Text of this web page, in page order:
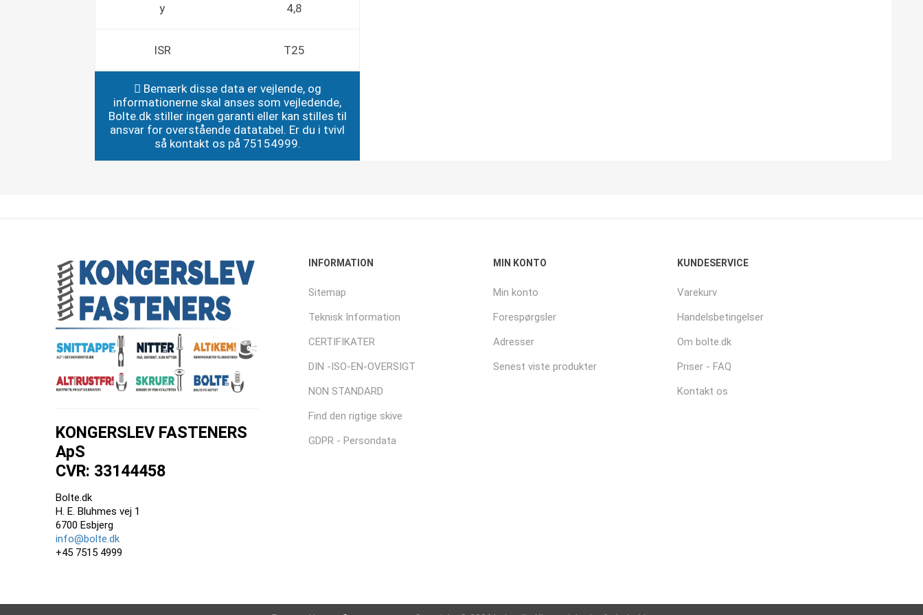
y 4,8
ISR T25
Bemærk disse data er vejlende, og
informationerne skal anses som vejledende,
Bolte.dk stiller ingen garanti eller kan stilles til
ansvar for overstående datatabel. Er du i tvivl
så kontakt os på 75154999.
KONGERSLEV FASTENERS
ApS
CVR: 33144458
Bolte.dk
H. E. Bluhmes vej 1
6700 Esbjerg
info@bolte.dk
+45 7515 4999
INFORMATION
Sitemap
Teknisk Information
CERTIFIKATER
DIN -ISO-EN-OVERSIGT
NON STANDARD
Find den rigtige skive
GDPR - Persondata
MIN KONTO
Min konto
Forespørgsler
Adresser
Senest viste produkter
KUNDESERVICE
Varekurv
Handelsbetingelser
Om bolte.dk
Priser - FAQ
Kontakt os